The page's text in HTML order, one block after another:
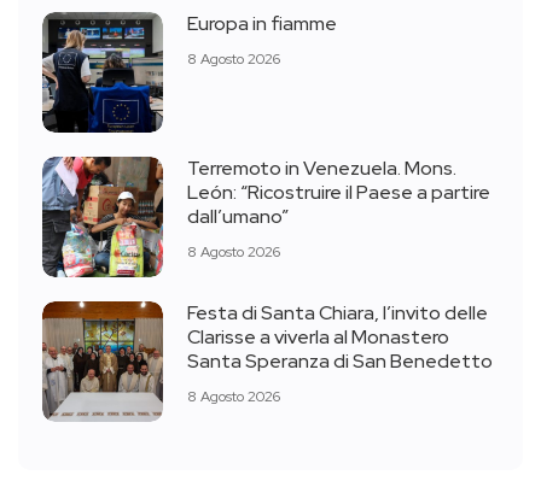
Europa in fiamme
8 Agosto 2026
Terremoto in Venezuela. Mons.
León: “Ricostruire il Paese a partire
dall’umano”
8 Agosto 2026
Festa di Santa Chiara, l’invito delle
Clarisse a viverla al Monastero
Santa Speranza di San Benedetto
8 Agosto 2026